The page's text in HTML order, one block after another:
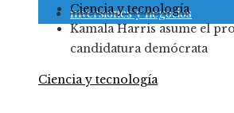
Inversiones y negocios
Ciencia y tecnología
Kamala Harris asume el
candidatura demócrata
Ciencia y tecnología